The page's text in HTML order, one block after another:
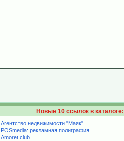
Новые 10 ссылок в каталоге:
Агентство недвижимости "Маяк"
POSmedia: рекламная полиграфия
Amoret club